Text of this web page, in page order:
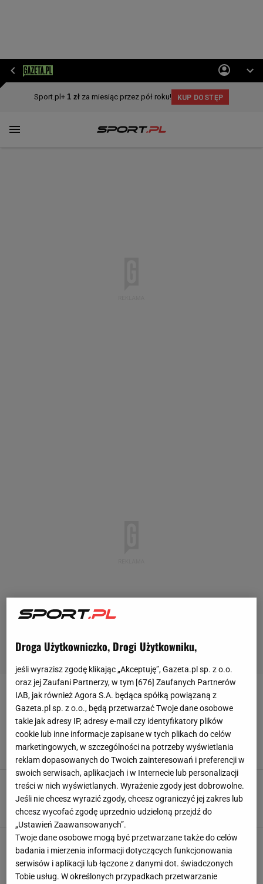
MASON MOUNT
Partnerka perełki robi furorę w całym kraju.
Zaczynała w fast foodach, a teraz...
Michał Chmielewski,30 KWIETNIA 2024, 06:50
Totalny niewypał za 60 milionów. Gigantyczne
rozczarowanie
Konrad Ferszter,25 LISTOPADA 2023, 09:23
Odszedł z Chelsea i został znienawidzony.
"Żądna pieniędzy k***a"
Konrad Ferszter, 20 SIERPNIA 2023, 16:54
Droga Użytkowniczko, Drogi Użytkowniku,
jeśli wyrazisz zgodę klikając „Akceptuję”, Gazeta.pl sp. z o.o.
oraz jej Zaufani Partnerzy, w tym [676] Zaufanych Partnerów
IAB, jak również Agora S.A. będąca spółką powiązaną z
Gazeta.pl sp. z o.o., będą przetwarzać Twoje dane osobowe
takie jak adresy IP, adresy e-mail czy identyfikatory plików
cookie lub inne informacje zapisane w tych plikach do celów
marketingowych, w szczególności na potrzeby wyświetlania
reklam dopasowanych do Twoich zainteresowań i preferencji w
swoich serwisach, aplikacjach i w Internecie lub personalizacji
treści w nich wyświetlanych. Wyrażenie zgody jest dobrowolne.
Jeśli nie chcesz wyrazić zgody, chcesz ograniczyć jej zakres lub
chcesz wycofać zgodę uprzednio udzieloną przejdź do
„Ustawień Zaawansowanych”.
Twoje dane osobowe mogą być przetwarzane także do celów
badania i mierzenia informacji dotyczących funkcjonowania
serwisów i aplikacji lub łączone z danymi dot. świadczonych
Tobie usług. W określonych przypadkach przetwarzanie